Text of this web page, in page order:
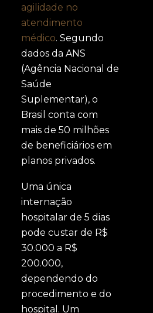
agilidade no
atendimento
médico. Segundo
dados da ANS
(Agência Nacional de
Saúde
Suplementar), o
Brasil conta com
mais de 50 milhões
de beneficiários em
planos privados.
Uma única
internação
hospitalar de 5 dias
pode custar de R$
30.000 a R$
200.000,
dependendo do
procedimento e do
hospital. Um